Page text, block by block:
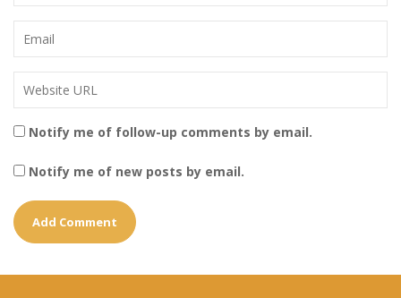
Notify me of follow-up comments by email.
Notify me of new posts by email.